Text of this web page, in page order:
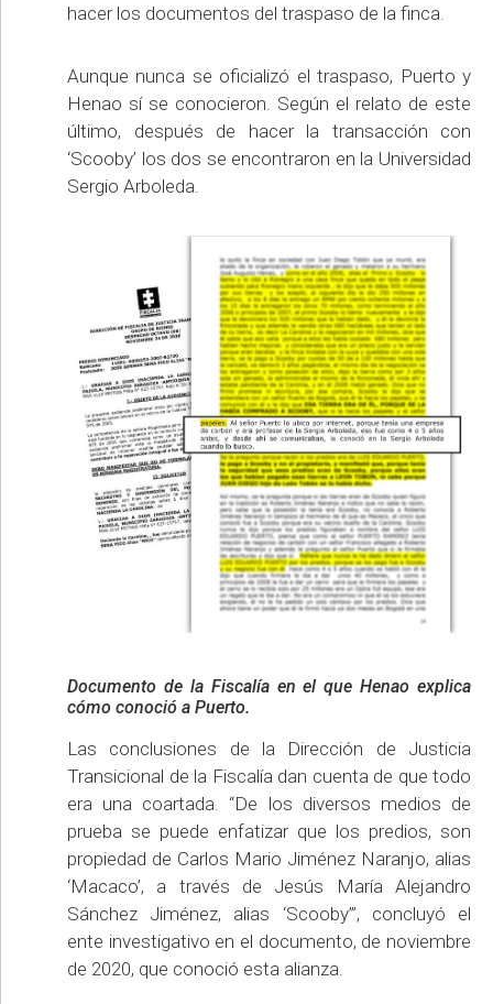
hacer los documentos del traspaso de la finca.
Aunque nunca se oficializó el traspaso, Puerto y
Henao sí se conocieron. Según el relato de este
último, después de hacer la transacción con
‘Scooby’ los dos se encontraron en la Universidad
Sergio Arboleda.
Documento de la Fiscalía en el que Henao explica
cómo conoció a Puerto.
Las conclusiones de la Dirección de Justicia
Transicional de la Fiscalía dan cuenta de que todo
era una coartada. “De los diversos medios de
prueba se puede enfatizar que los predios, son
propiedad de Carlos Mario Jiménez Naranjo, alias
‘Macaco’, a través de Jesús María Alejandro
Sánchez Jiménez, alias ‘Scooby’”, concluyó el
ente investigativo en el documento, de noviembre
de 2020, que conoció esta alianza.